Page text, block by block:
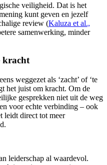
veiligheid. Dat is het
kunt geven en jezelf
review (Kaluza et al.,
samenwerking, minder
kracht
weggezet als ‘zacht’ of ‘te
het juist om kracht. Om de
gesprekken niet uit de weg
voor echte verbinding – ook
leidt direct tot meer
leiderschap al waardevol.